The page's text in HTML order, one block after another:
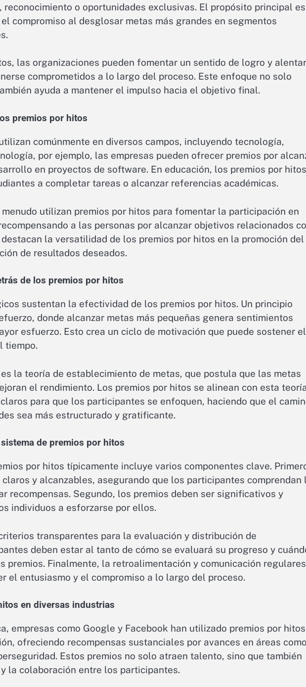
reconocimiento o oportunidades exclusivas. El propósito principal es
compromiso al desglosar metas más grandes en segmentos
las organizaciones pueden fomentar un sentido de logro y
comprometidos a lo largo del proceso. Este enfoque no solo
ayuda a mantener el impulso hacia el objetivo final.
premios por hitos
comúnmente en diversos campos, incluyendo tecnología,
por ejemplo, las empresas pueden ofrecer premios por
en proyectos de software. En educación, los premios por hitos
a completar tareas o alcanzar referencias académicas.
utilizan premios por hitos para fomentar la participación en
a las personas por alcanzar objetivos relacionados
la versatilidad de los premios por hitos en la promoción del
de resultados deseados.
de los premios por hitos
sustentan la efectividad de los premios por hitos. Un principio
donde alcanzar metas más pequeñas genera sentimientos
esfuerzo. Esto crea un ciclo de motivación que puede sostener el
tiempo.
la teoría de establecimiento de metas, que postula que las metas
el rendimiento. Los premios por hitos se alinean con esta
para que los participantes se enfoquen, haciendo que el
sea más estructurado y gratificante.
de premios por hitos
por hitos típicamente incluye varios componentes clave.
y alcanzables, asegurando que los participantes comprendan
recompensas. Segundo, los premios deben ser significativos y
individuos a esforzarse por ellos.
transparentes para la evaluación y distribución de
deben estar al tanto de cómo se evaluará su progreso y
premios. Finalmente, la retroalimentación y comunicación regulares
el entusiasmo y el compromiso a lo largo del proceso.
en diversas industrias
empresas como Google y Facebook han utilizado premios por hitos
ofreciendo recompensas sustanciales por avances en áreas como
Estos premios no solo atraen talento, sino que también
la colaboración entre los participantes.